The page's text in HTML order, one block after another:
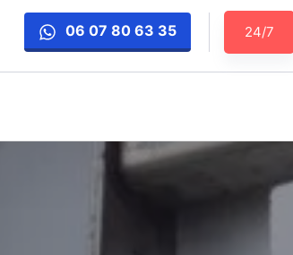
06 07 80 63 35 24/7